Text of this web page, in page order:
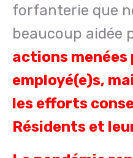
forfanterie que
beaucoup aidée
actions menées
employé(e)s,
les efforts
Résidents et